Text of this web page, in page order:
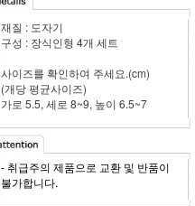
재질 : 도자기
구성 : 장식인형 4개 세트
사이즈를 확인하여 주세요.(cm)
(개당 평균사이즈)
가로 5.5, 세로 8~9, 높이 6.5~7
- 취급주의 제품으로 교환 및 반품이
불가합니다.